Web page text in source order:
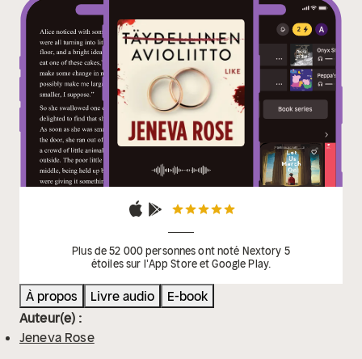
Plus de 52 000 personnes ont noté Nextory 5
étoiles sur l'App Store et Google Play.
À propos Livre audio
E-book
Auteur(e) :
Jeneva Rose